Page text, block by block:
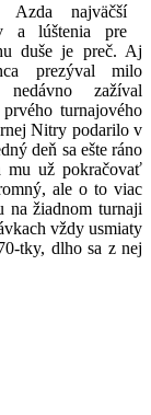
Azda najväčší
a lúštenia pre
duše je preč. Aj
prezýval milo
zažíval
turnajového
Nitry podarilo v
deň sa ešte ráno
mu už pokračovať
ale o to viac
na žiadnom turnaji
vždy usmiaty
tky, dlho sa z nej